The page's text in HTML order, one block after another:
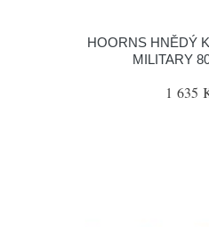
HOORNS HNĚDÝ
MILITARY
1 635